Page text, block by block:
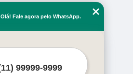
Missão
Olá! Fale agora pelo WhatsApp.